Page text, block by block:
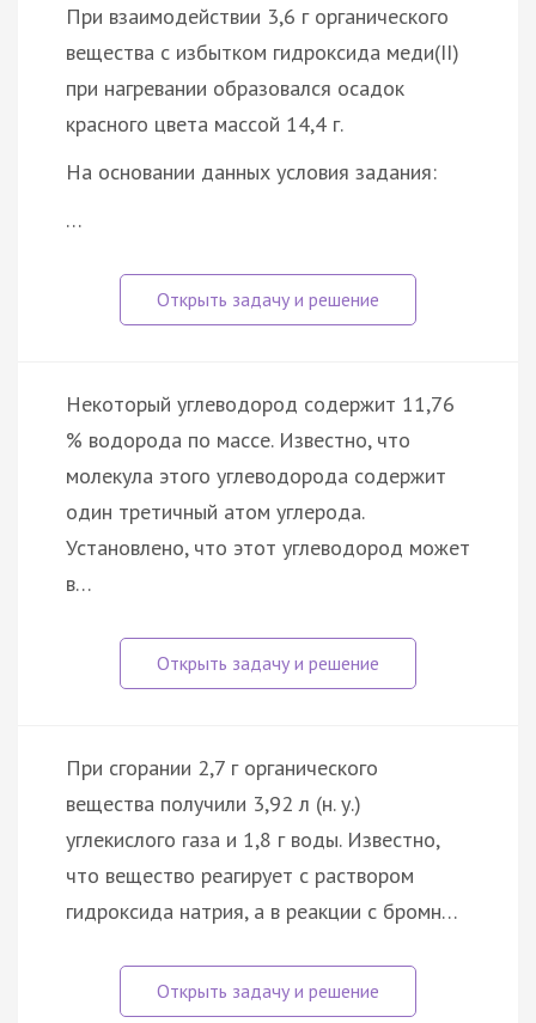
При взаимодействии 3,6 г органического
вещества с избытком гидроксида меди(II)
при нагревании образовался осадок
красного цвета массой 14,4 г.
На основании данных условия задания:
…
Некоторый углеводород содержит 11,76
% водорода по массе. Известно, что
молекула этого углеводорода содержит
один третичный атом углерода.
Установлено, что этот углеводород может
в…
При сгорании 2,7 г органического
вещества получили 3,92 л (н. у.)
углекислого газа и 1,8 г воды. Известно,
что вещество реагирует с раствором
гидроксида натрия, а в реакции с бромн…